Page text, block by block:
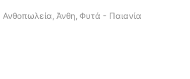
Ανθοπωλεία, Άνθη, Φυτά - Παιανία